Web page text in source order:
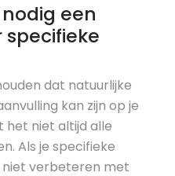
een
dat natuurlijke
kan zijn op je
het niet altijd alle
Als je specifieke
verbeteren met